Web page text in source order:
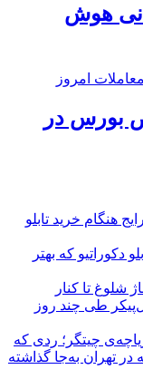
هوش
بورس در
رایج هنگام خرید تابلو
دکوراتیو که بهتر
شلوغ تا کنار
طی چند روز
چیتگر؛ ردی که
تهران به‌جا گذاشته